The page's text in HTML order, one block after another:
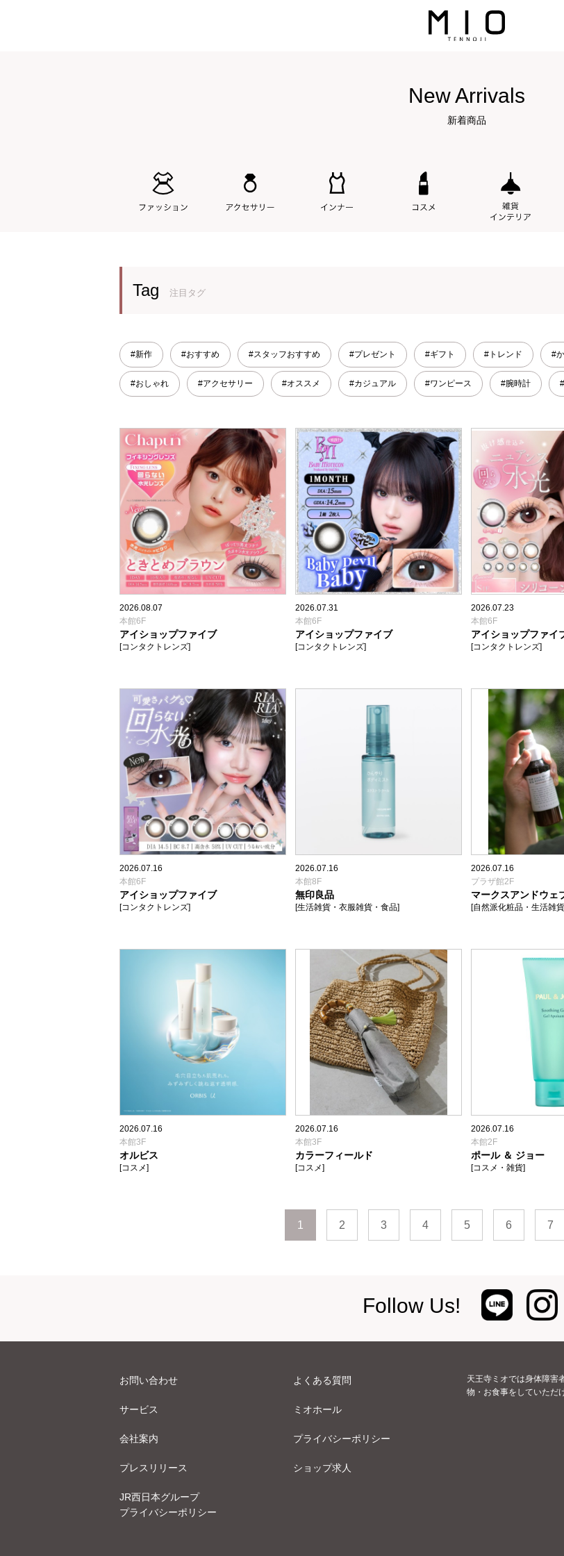
New Arrivals
新着商品
Tag 注目タグ
#新作 #おすすめ #スタッフおすすめ #プレゼント #ギフト #トレンド #
#おしゃれ #アクセサリー #オススメ #カジュアル #ワンピース #腕時計
2026.08.07
本館6F
アイショップファイブ
[コンタクトレンズ]
2026.07.31
本館6F
アイショップファイブ
[コンタクトレンズ]
2026.07.23
本館6F
アイショップファイ
[コンタクトレンズ]
2026.07.16
本館6F
アイショップファイブ
[コンタクトレンズ]
2026.07.16
本館8F
無印良品
[生活雑貨・衣服雑貨・食品]
2026.07.16
プラザ館2F
マークスアンドウェ
[自然派化粧品・生活雑
2026.07.16
本館3F
オルビス
[コスメ]
2026.07.16
本館3F
カラーフィールド
[コスメ]
2026.07.16
本館2F
ポール ＆ ジョー
[コスメ・雑貨]
1 2 3 4 5 6 7
Follow Us!
お問い合わせ よくある質問
サービス ミオホール
会社案内 プライバシーポリシー
プレスリリース ショップ求人
JR西日本グループ
プライバシーポリシー
天王寺ミオでは身体障害
物・お食事をしていただ